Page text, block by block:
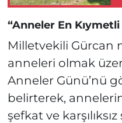
“Anneler En
Milletvekili Gürcan
anneleri olmak
Anneler Günü’nü
belirterek,
şefkat ve